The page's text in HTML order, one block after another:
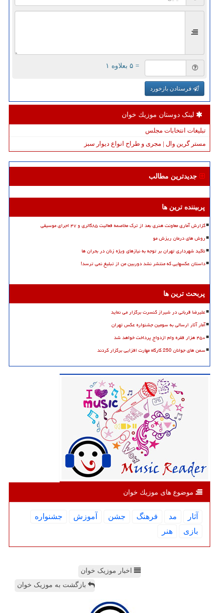
= ۵ بعلاوه ۱
فرستادن بازخورد
لینک دوستان موزیك خوان
تبلیغات انتخابات مجلس
مستر گرین وال | مجری و طراح انواع دیوار سبز
جدیدترین مطالب
پربیننده ترین ها
گزارش آماری معاونت هنری بعد از ترک مخاصمه فعالیت ۸۵گالری و ۴۷ اجرای موسیقی
روش های درمان ریزش مو
تاکید شهرداری تهران بر توجه به نیازهای ویژه زنان در بحران ها
داستان عکسهایی که منتشر نشد دوربین من از تبلیغ نمی ترسد!
پربحث ترین ها
علیرضا قربانی در شیراز کنسرت برگزار می نماید
آمار آثار ارسالی به سومین جشنواره عکس تهران
۴۵۰ هزار فقره وام ازدواج پرداخت خواهد شد
سمن های جوانان 250 کارگاه مهارت افزایی برگزار کردند
موضوع های موزیك خوان
آثار مد فرهنگ جشن آموزش
جشنواره
بازی
هنر
اخبار موزیک خوان
بازگشت به موزیک خوان